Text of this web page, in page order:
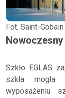
Fot. Saint-
Szkło EGLAS
szkła mogła
wyposażeniu